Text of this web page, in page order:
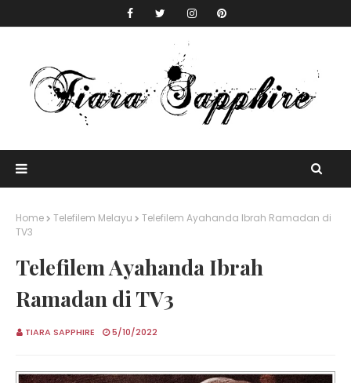
Home Telefilem Melayu
Telefilem Ayahanda Ibrah Ramadan di
TV3
Telefilem Ayahanda Ibrah
Ramadan di TV3
TIARA SAPPHIRE 5/10/2022